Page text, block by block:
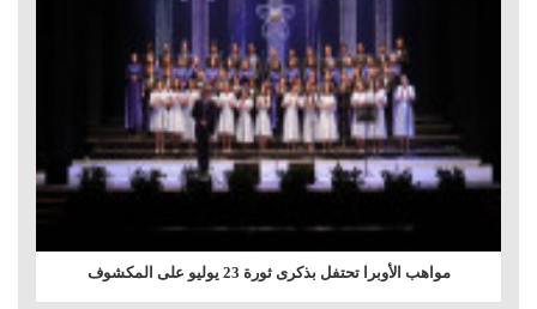
مواهب الأوبرا تحتفل بذكرى ثورة 23 يوليو على المكشوف